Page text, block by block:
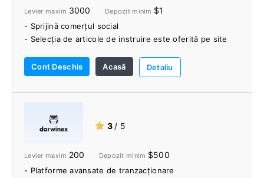
Levier maxim 3000 Depozit minim $1
- Sprijină comerțul social
- Selecția de articole de instruire este oferită pe site
Cont Deschis Acasă Detaliu
★ 3 / 5
Levier maxim 200 Depozit minim $500
- Platforme avansate de tranzacționare